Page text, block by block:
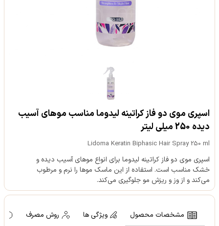
اسپری موی دو فاز کراتینه لیدوما مناسب موهای آسیب
دیده 250 میلی لیتر
Lidoma Keratin Biphasic Hair Spray 250 ml
اسپری موی دو فاز کراتینه لیدوما برای انواع موهای آسیب دیده و
خشک مناسب است. استفاده از این ماسک موها را نرم و مرطوب
می‌کند و از وز و ریزش مو جلوگیری می‌کند.
مشخصات محصول ویژگی ها روش مصرف